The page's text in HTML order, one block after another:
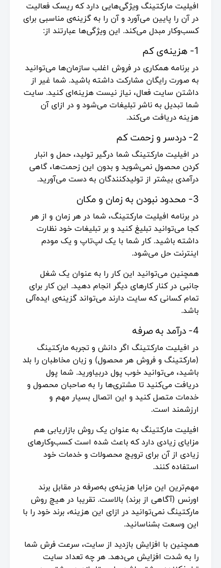
افیلیت مارکتینگ ویژگی‌هایی دارد که ریسک فعالیت
در آن را پایین می‌آورد و آن را به گزینه‌ی مناسبی برای
کسب‌وکار مبدل می‌کند. این ویژگی‌ها عبارتند از:
1- هزینه‌ی کم
در برنامه همکاری در فروش اغلب سازمان‌ها می‌توانید
به صورت رایگان مشارکت داشته باشید. شما غیر از
داشتن سایت فعال، نیاز نیست هزینه‌ای کنید. سایت
شما تبدیل به ناشر تبلیغات می‌شود و در ازای آن
هزینه دریافت می‌کند.
2- دردسر و زحمت کم
در افیلیت مارکتینگ شما درگیر تولید، حمل و انبار
کردن محصول نمی‌شوید و بدون این زحمت‌ها، گاهی
درآمدی بیشتر از تولیدکنندگان به دست می‌آورید.
3- محدود نبودن به زمان و مکان
در برنامه افیلیت مارکتینگ، شما در هر زمان و از هر
کجا می‌توانید تبلیغ کنید و بر تبلیغات خود نظارت
داشته باشید. کار شما با یک لپ‌تاپ و یک مودم
اینترنت حل می‌شود.
همچنین می‌توانید این کار را به عنوان یک شغل
جانبی در کنار کارهای دیگر انجام دهید. این کار برای
تمام کسانی که سایت دارند می‌تواند گزینه‌ی ایده‌آلی
باشد.
4- درآمد به صرفه
در افیلیت مارکتینگ اگر دانش و تجربه مارکتینگ
(مارکتینگ و فروش هر محصول) و زبان مخاطبان را بلد
باشید، می‌توانید خوب پول دربیاورید. شما پول
دریافت می‌کنید تا مشتری‌ها را به صاحبان محصول و
خدمات متصل کنید و این اتصال بسیار مهم و
ارزشمند است.
افیلیت مارکتینگ به عنوان یک روش بازاریابی هم
مزایای زیادی دارد که باعث شده است کسب‌وکارهای
زیادی از آن برای ترویج محصولات و خدمات خود
استفاده کنند.
مهم‌ترین این مزایا هزینه‌ی به‌صرفه در مقابل برند
اورنس (آگاهی از برند) بالاست. تقریبا در هیچ روش
مارکتینگ نمی‌توانید در ازای این هزینه، برند خود را با
این وسعت بشناسانید.
همچنین با افزایش بازدید از سایت، سرعت فرش شما
را به شدت افزایش می‌دهد. هر چه تعداد سایت